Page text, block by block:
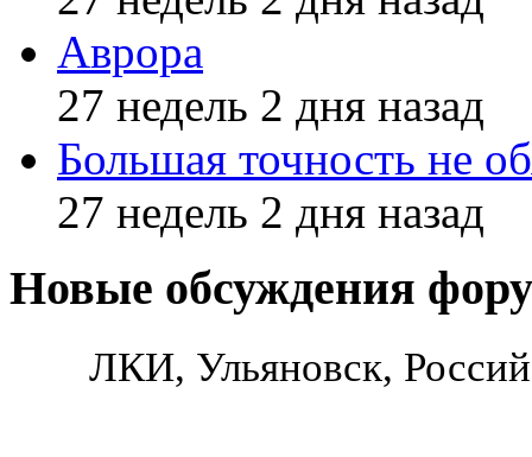
Аврора
27 недель 2 дня назад
Большая точность не
27 недель 2 дня назад
Новые обсуждения
ЛКИ, Ульяновск,